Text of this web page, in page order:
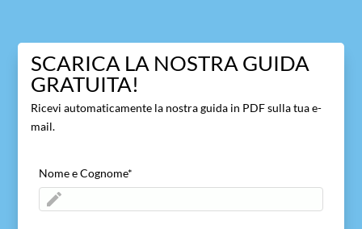
SCARICA LA NOSTRA GUIDA
GRATUITA!
Ricevi automaticamente la nostra guida in PDF sulla tua e-
mail.
Nome e Cognome*